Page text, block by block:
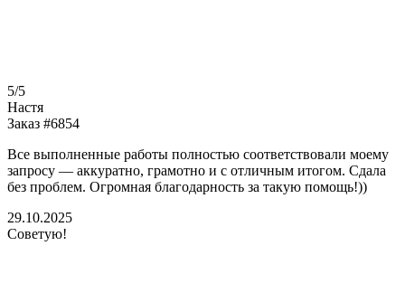
5/5
Настя
Заказ #6854
Все выполненные работы полностью соответствовали моему
запросу — аккуратно, грамотно и с отличным итогом. Сдала
без проблем. Огромная благодарность за такую помощь!))
29.10.2025
Советую!